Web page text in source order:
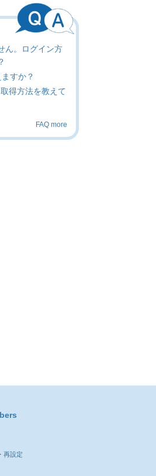
ん。ログイン方
すか？
得方法を教えて
FAQ more
再設定